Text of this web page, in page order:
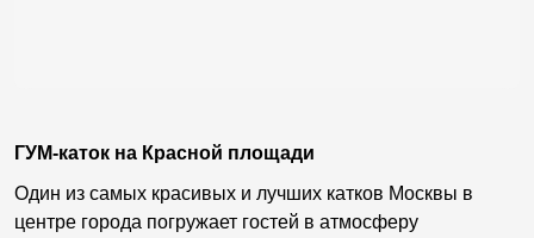
ГУМ-каток на Красной площади
Один из самых красивых и лучших катков Москвы в
центре города погружает гостей в атмосферу